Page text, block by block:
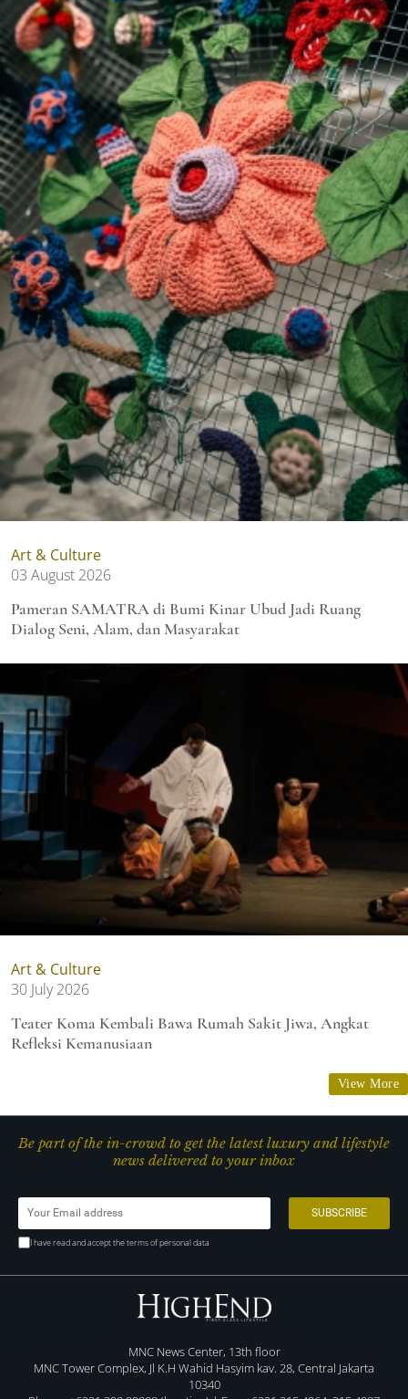
Art & Culture
03 August 2026
Pameran SAMATRA di Bumi Kinar Ubud Jadi Ruang
Dialog Seni, Alam, dan Masyarakat
Art & Culture
30 July 2026
Teater Koma Kembali Bawa Rumah Sakit Jiwa, Angkat
Refleksi Kemanusiaan
View More
Be part of the in-crowd to get the latest luxury and lifestyle
news delivered to your inbox
I have read and accept the terms of personal data
MNC News Center, 13th floor
MNC Tower Complex, Jl K.H Wahid Hasyim kav. 28, Central Jakarta
10340